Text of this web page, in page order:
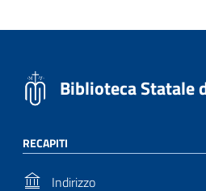
Biblioteca Statale
RECAPITI
Indirizzo